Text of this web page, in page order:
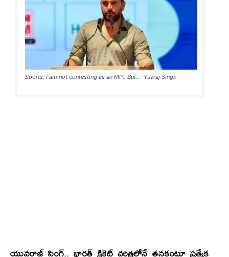
Sports: I am not contesting as an MP.. But.. : Yuvraj Singh
యువరాజ్ సింగ్.. భారత్ క్రికెట్ చరిత్రలోనే తనకంటూ ప్రత్యేక